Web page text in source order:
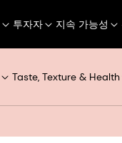
투자자 지속 가능성
Taste, Texture & Health